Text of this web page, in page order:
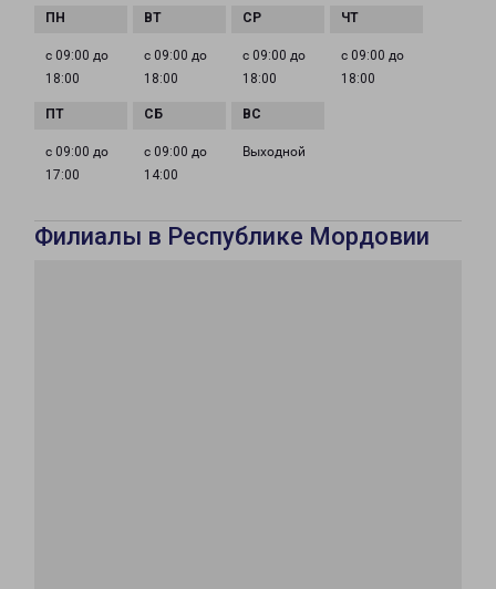
с 09:00 до
18:00
с 09:00 до
18:00
с 09:00 до
18:00
с 09:00 до
18:00
с 09:00 до
17:00
с 09:00 до
14:00
Выходной
Филиалы в Республике Мордовии